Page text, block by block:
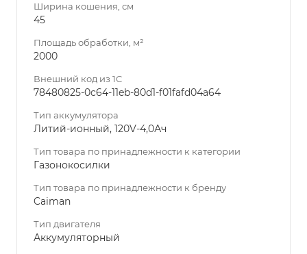
Ширина кошения, см
45
Площадь обработки, м²
2000
Внешний код из 1С
78480825-0c64-11eb-80d1-f01fafd04a64
Тип аккумулятора
Литий-ионный, 120V-4,0Ач
Тип товара по принадлежности к категории
Газонокосилки
Тип товара по принадлежности к бренду
Caiman
Тип двигателя
Аккумуляторный